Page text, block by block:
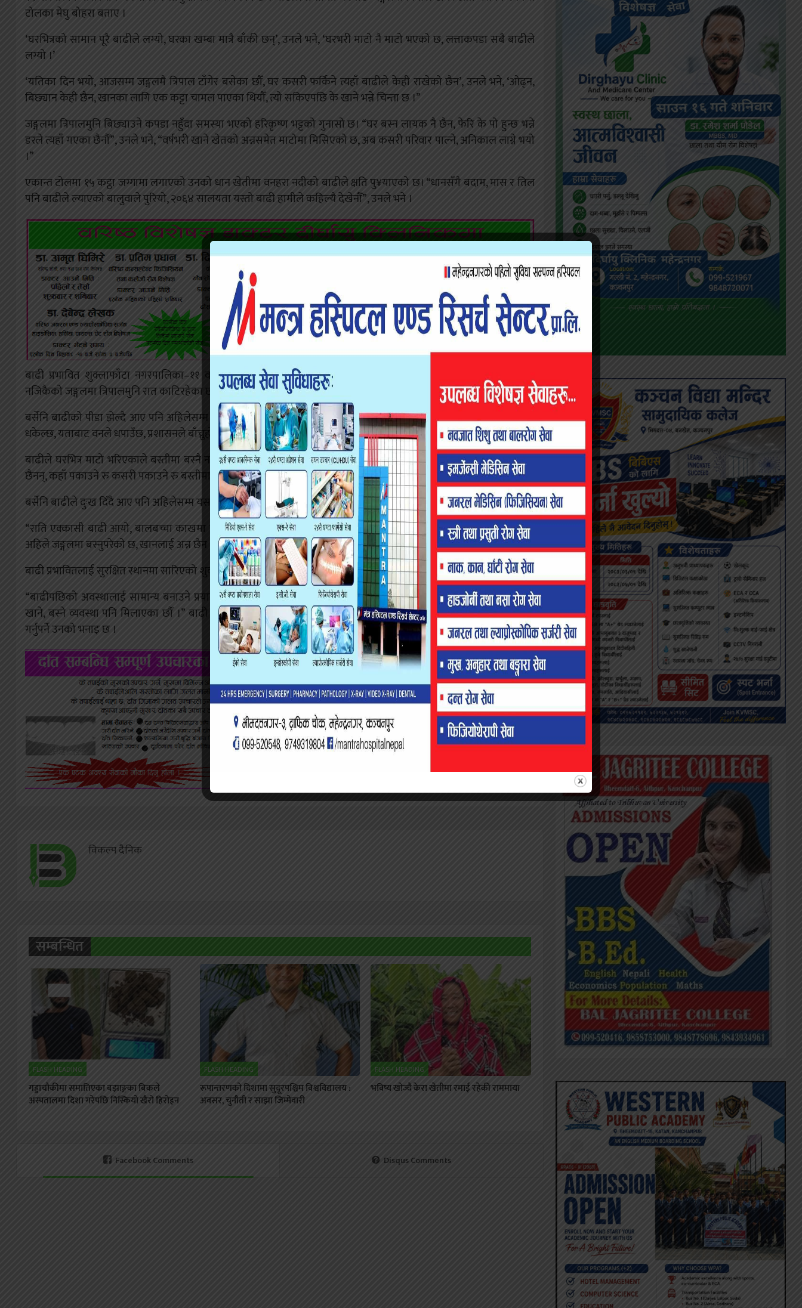
टोलका मेघु बोहरा बताए ।
‘घरभित्रको सामान पूरै बाढीले लग्यो, घरका खम्बा मात्रै बाँकी छन्’, उनले भने, ‘घरभरी माटो नै माटो भएको छ, लत्ताकपडा सबै बाढीले
लग्यो ।’
‘यतिका दिन भयो, आजसम्म जङ्गलमै त्रिपाल टाँगेर बसेका छौँ, घर कसरी फर्किने त्यहाँ बाढीले केही राखेको छैन’, उनले भने, ‘ओढ्न,
बिछ्यान केही छैन, खानका लागि एक कट्टा चामल पाएका थियौँ, त्यो सकिएपछि के खाने भन्ने चिन्ता छ ।”
जङ्गलमा त्रिपालमुनि बिछ्याउने कपडा नहुँदा समस्या भएको हरिकृष्ण भट्टको गुनासो छ। “घर बस्न लायक नै छैन, फेरि के पो हुन्छ भन्ने
डरले त्यहाँ गएका छैनौँ”, उनले भने, “वर्षभरी खाने खेतको अन्नसमेत माटोमा मिसिएको छ, अब कसरी परिवार पाल्ने, अनिकाल लाग्ने भयो
।”
एकान्त टोलमा १५ कट्ठा जग्गामा लगाएको उनको धान खेतीमा वनहरा नदीको बाढीले क्षति पु¥याएको छ। “धानसँगै बदाम, मास र तिल
पनि बाढीले ल्याएको बालुवाले पुरियो, २०६४ सालयता यस्तो बाढी हामीले कहिल्यै देखेनौँ”, उनले भने ।
बाढी प्रभावित शुक्लाफाँटा नगरपालिका–११ वनहरा शिविरका सुकुम्बासी पनि बिचल्लीमा परेका छन्। त्यहाँका ३० परिवार पनि
नजिकैको जङ्गलमा त्रिपालमुनि रात काटिरहेका छन् ।
बर्सेनि बाढीको पीडा झेल्दै आए पनि अहिलेसम्म सरकारले आफूहरूलाई नहेरेको वनहराका सुकुम्बासीको गुनासो छ। “नदीले उताबाट
धकेल्छ, यताबाट वनले धपाउँछ, प्रशासनले बाँच्नुहोस् भन्छ, कहाँ जाने हामी”, स्थानीयबहादुर कामीले भने ।
बाढीले घरभित्र माटो भरिएकाले बस्तीमा बस्नै नसकिने अवस्था रहेको मानध्वज लुहार बताए। “चामल पाएका छौँ, पकाउनलाई भाँडा
छैनन्, कहाँ पकाउने रु कसरी पकाउने रु बस्तीमा पानी पनि छैन”, उहाँले दुखेसो पोख्नुभयो ।
बर्सेनि बाढीले दुःख दिँदै आए पनि अहिलेसम्म यसको दिगो व्यवस्थापन हुन नसक्दा पीडा खेप्नुपरेको देवकी विष्टले बताइन् ।
“राति एक्कासी बाढी आयो, बालबच्चा काखमा च्यापेर भागे, सरसमान जोगाउन सकिएन”, उनले भनिन, “बाख्रा, लत्ताकपडा कहाँ पुगे,
अहिले जङ्गलमा बस्नुपरेको छ, खानलाई अन्न छैन ।”
बाढी प्रभावितलाई सुरक्षित स्थानमा सारिएको शुक्लाफाँटा नगरपालिकाका नगर प्रमुख रणबहादुर महराले जानकारी दिए ।
“बाढीपछिको अवस्थालाई सामान्य बनाउने प्रयास गरिरहेका छौँ, प्रभावितलाई सुरक्षित स्थानमा राखेका छौँ”, उनले भने, “उनीहरूको
खाने, बस्ने व्यवस्था पनि मिलाएका छौँ ।” बाढी प्रभावितलाई राहत तथा क्षतिपूर्तिका लागि प्रदेश तथा सङ्घ सरकारलेसमेत सहयोग
गर्नुपर्ने उनको भनाइ छ ।
विकल्प दैनिक
सम्बन्धित
FLASH HEADING
गड्डाचौकीमा समातिएका बझाङ्गका बिकले
अस्पतालमा दिशा गरेपछि निस्कियो खैरो हिरोइन
FLASH HEADING
रूपान्तरणको दिशामा सुदूरपश्चिम विश्वविद्यालय :
अवसर, चुनौती र साझा जिम्मेवारी
FLASH HEADING
भविष्य खोज्दै केरा खेतीमा रमाई रहेकी राममाया
Facebook Comments Disqus Comments